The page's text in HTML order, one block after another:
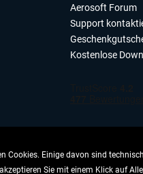
Aerosoft Forum
Support
Kostenlose
Cookies. Einige davon sind
Sie mit einem Klick auf